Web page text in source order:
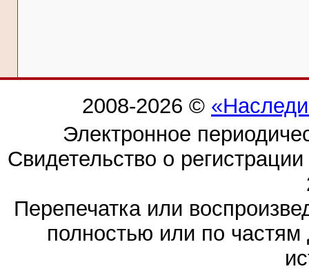
2008-2026 ©
Электронное
Свидетельство о
Перепечатка или
полностью или по частям